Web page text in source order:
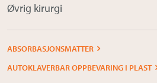
Øvrig kirurgi
ABSORBASJONSMATTER
AUTOKLAVERBAR OPPBEVARING I PLAST